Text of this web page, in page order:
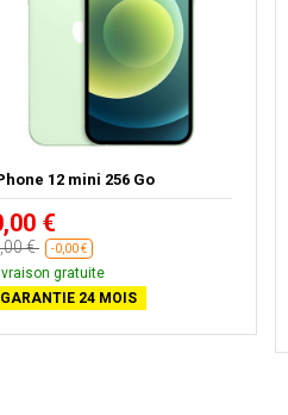
12 mini 256 Go
€
€ -0,00 €
gratuite
GARANTIE 24 MOIS